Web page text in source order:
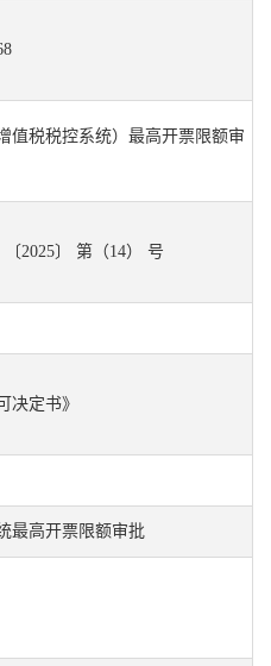
值税税控系统）最高开票限额审
〔2025〕 第（14） 号
决定书》
最高开票限额审批